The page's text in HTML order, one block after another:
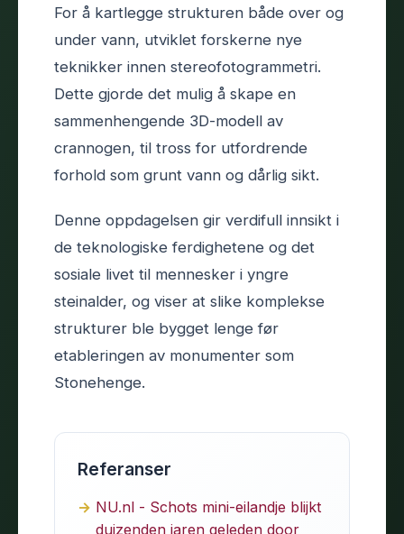
For å kartlegge strukturen både over og
under vann, utviklet forskerne nye
teknikker innen stereofotogrammetri.
Dette gjorde det mulig å skape en
sammenhengende 3D-modell av
crannogen, til tross for utfordrende
forhold som grunt vann og dårlig sikt.
Denne oppdagelsen gir verdifull innsikt i
de teknologiske ferdighetene og det
sosiale livet til mennesker i yngre
steinalder, og viser at slike komplekse
strukturer ble bygget lenge før
etableringen av monumenter som
Stonehenge.
Referanser
NU.nl - Schots mini-eilandje blijkt
duizenden jaren geleden door